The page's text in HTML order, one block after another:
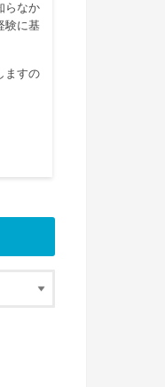
らなか
験に基
ますの